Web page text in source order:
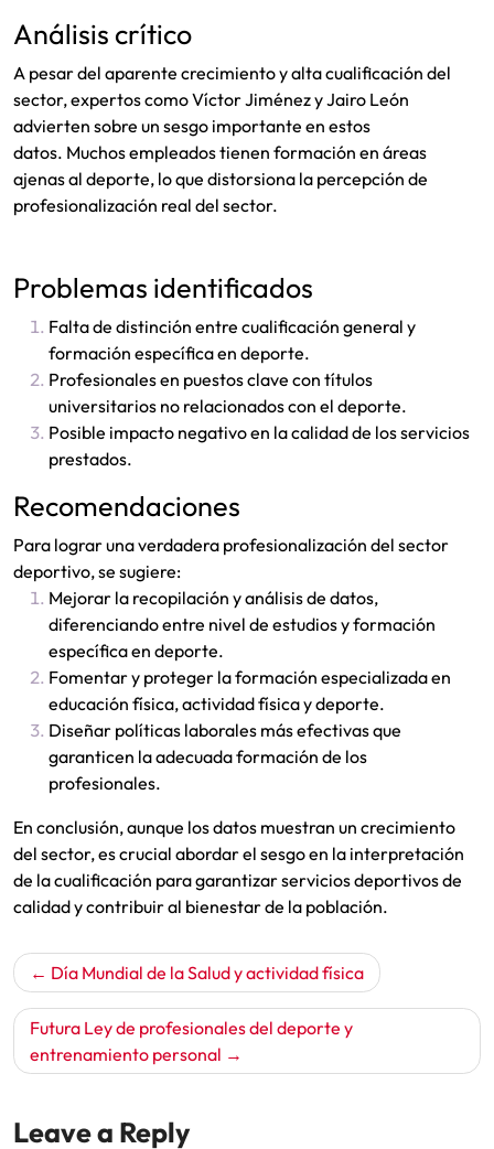
Análisis crítico
A pesar del aparente crecimiento y alta cualificación del
sector, expertos como Víctor Jiménez y Jairo León
advierten sobre un sesgo importante en estos
datos. Muchos empleados tienen formación en áreas
ajenas al deporte, lo que distorsiona la percepción de
profesionalización real del sector.
Problemas identificados
Falta de distinción entre cualificación general y
formación específica en deporte.
Profesionales en puestos clave con títulos
universitarios no relacionados con el deporte.
Posible impacto negativo en la calidad de los servicios
prestados.
Recomendaciones
Para lograr una verdadera profesionalización del sector
deportivo, se sugiere:
Mejorar la recopilación y análisis de datos,
diferenciando entre nivel de estudios y formación
específica en deporte.
Fomentar y proteger la formación especializada en
educación física, actividad física y deporte.
Diseñar políticas laborales más efectivas que
garanticen la adecuada formación de los
profesionales.
En conclusión, aunque los datos muestran un crecimiento
del sector, es crucial abordar el sesgo en la interpretación
de la cualificación para garantizar servicios deportivos de
calidad y contribuir al bienestar de la población.
Navegación
de
entradas
Día Mundial de la Salud y actividad física
Futura Ley de profesionales del deporte y
entrenamiento personal
Leave a Reply